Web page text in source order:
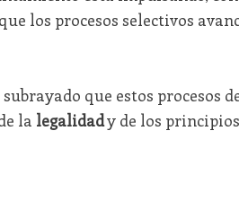
los procesos selectivos
que estos procesos
la legalidady de los